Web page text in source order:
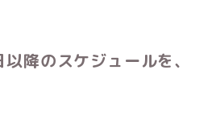
降のスケジュールを、